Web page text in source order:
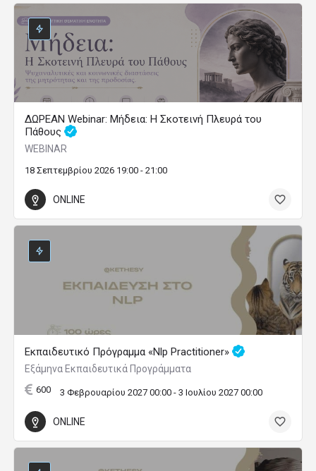
ΔΩΡΕΑΝ Webinar: Μήδεια: Η Σκοτεινή Πλευρά του
Πάθους
WEBINAR
18 Σεπτεμβρίου 2026 19:00 - 21:00
ONLINE
Εκπαιδευτικό Πρόγραμμα «Nlp Practitioner»
Εξάμηνα Εκπαιδευτικά Προγράμματα
600 3 Φεβρουαρίου 2027 00:00 - 3 Ιουλίου 2027 00:00
ONLINE